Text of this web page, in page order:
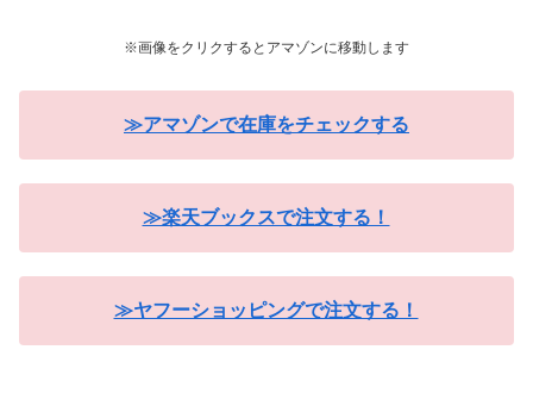
※画像をクリクするとアマゾンに移動します
≫アマゾンで在庫をチェックする
≫楽天ブックスで注文する！
≫ヤフーショッピングで注文する！